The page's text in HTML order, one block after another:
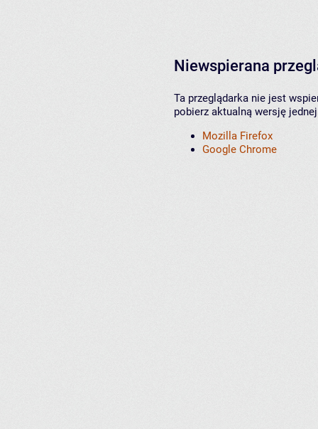
Niewspierana
Ta przeglądarka nie jest
pobierz aktualną wersję
Mozilla Firefox
Google Chrome